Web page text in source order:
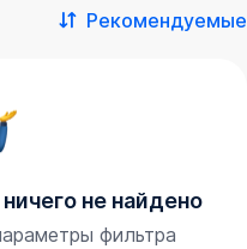
Рекомендуемые
не найдено
фильтра